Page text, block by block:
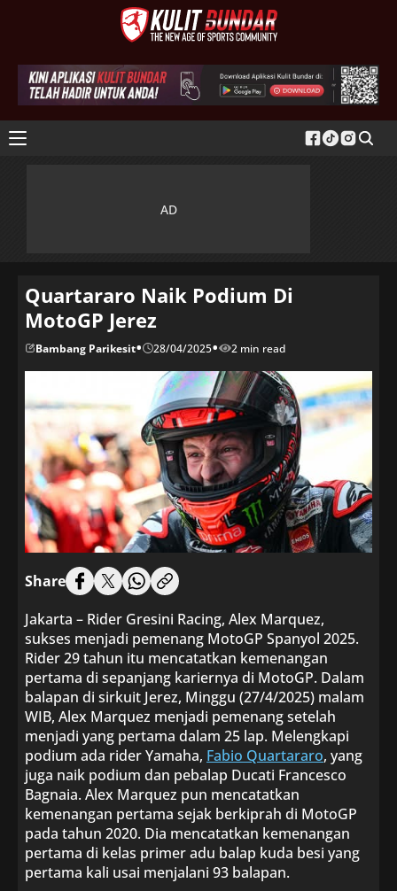
Quartararo Naik Podium Di
MotoGP Jerez
Bambang Parikesit• 28/04/2025• 2 min read
Share
Jakarta – Rider Gresini Racing, Alex Marquez,
sukses menjadi pemenang MotoGP Spanyol 2025.
Rider 29 tahun itu mencatatkan kemenangan
pertama di sepanjang kariernya di MotoGP. Dalam
balapan di sirkuit Jerez, Minggu (27/4/2025) malam
WIB, Alex Marquez menjadi pemenang setelah
menjadi yang pertama dalam 25 lap. Melengkapi
podium ada rider Yamaha, Fabio Quartararo, yang
juga naik podium dan pebalap Ducati Francesco
Bagnaia. Alex Marquez pun mencatatkan
kemenangan pertama sejak berkiprah di MotoGP
pada tahun 2020. Dia mencatatkan kemenangan
pertama di kelas primer adu balap kuda besi yang
pertama kali usai menjalani 93 balapan.